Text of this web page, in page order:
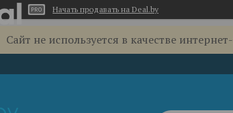
Начать продавать на Deal.by
Сайт не используется в качестве